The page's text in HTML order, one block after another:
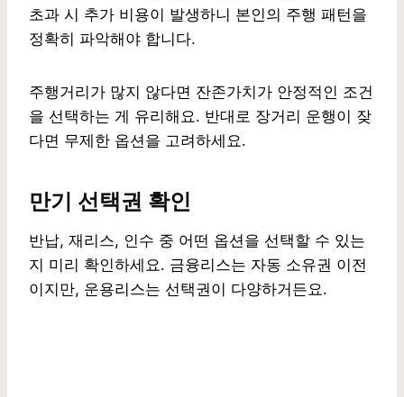
초과 시 추가 비용이 발생하니 본인의 주행 패턴을
정확히 파악해야 합니다.
주행거리가 많지 않다면 잔존가치가 안정적인 조건
을 선택하는 게 유리해요. 반대로 장거리 운행이 잦
다면 무제한 옵션을 고려하세요.
만기 선택권 확인
반납, 재리스, 인수 중 어떤 옵션을 선택할 수 있는
지 미리 확인하세요. 금융리스는 자동 소유권 이전
이지만, 운용리스는 선택권이 다양하거든요.